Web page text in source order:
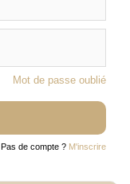
Mot de passe oublié
Pas de compte ? M'inscrire